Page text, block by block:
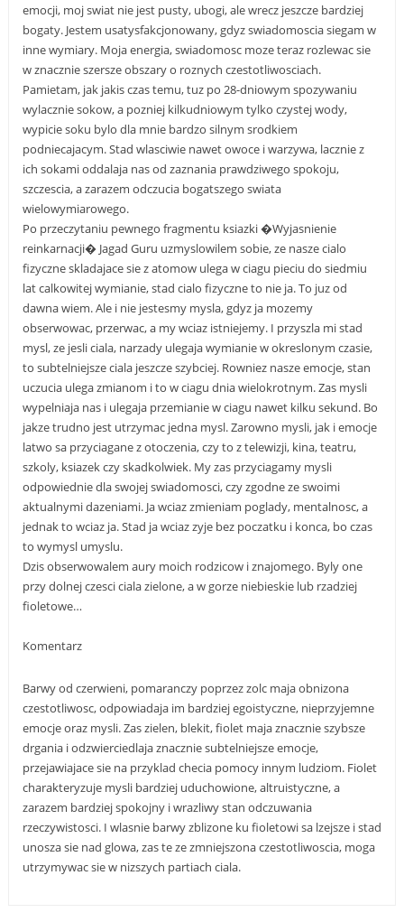
emocji, moj swiat nie jest pusty, ubogi, ale wrecz jeszcze bardziej
bogaty. Jestem usatysfakcjonowany, gdyz swiadomoscia siegam w
inne wymiary. Moja energia, swiadomosc moze teraz rozlewac sie
w znacznie szersze obszary o roznych czestotliwosciach.
Pamietam, jak jakis czas temu, tuz po 28-dniowym spozywaniu
wylacznie sokow, a pozniej kilkudniowym tylko czystej wody,
wypicie soku bylo dla mnie bardzo silnym srodkiem
podniecajacym. Stad wlasciwie nawet owoce i warzywa, lacznie z
ich sokami oddalaja nas od zaznania prawdziwego spokoju,
szczescia, a zarazem odczucia bogatszego swiata
wielowymiarowego.
Po przeczytaniu pewnego fragmentu ksiazki �Wyjasnienie
reinkarnacji� Jagad Guru uzmyslowilem sobie, ze nasze cialo
fizyczne skladajace sie z atomow ulega w ciagu pieciu do siedmiu
lat calkowitej wymianie, stad cialo fizyczne to nie ja. To juz od
dawna wiem. Ale i nie jestesmy mysla, gdyz ja mozemy
obserwowac, przerwac, a my wciaz istniejemy. I przyszla mi stad
mysl, ze jesli ciala, narzady ulegaja wymianie w okreslonym czasie,
to subtelniejsze ciala jeszcze szybciej. Rowniez nasze emocje, stan
uczucia ulega zmianom i to w ciagu dnia wielokrotnym. Zas mysli
wypelniaja nas i ulegaja przemianie w ciagu nawet kilku sekund. Bo
jakze trudno jest utrzymac jedna mysl. Zarowno mysli, jak i emocje
latwo sa przyciagane z otoczenia, czy to z telewizji, kina, teatru,
szkoly, ksiazek czy skadkolwiek. My zas przyciagamy mysli
odpowiednie dla swojej swiadomosci, czy zgodne ze swoimi
aktualnymi dazeniami. Ja wciaz zmieniam poglady, mentalnosc, a
jednak to wciaz ja. Stad ja wciaz zyje bez poczatku i konca, bo czas
to wymysl umyslu.
Dzis obserwowalem aury moich rodzicow i znajomego. Byly one
przy dolnej czesci ciala zielone, a w gorze niebieskie lub rzadziej
fioletowe…
Komentarz
Barwy od czerwieni, pomaranczy poprzez zolc maja obnizona
czestotliwosc, odpowiadaja im bardziej egoistyczne, nieprzyjemne
emocje oraz mysli. Zas zielen, blekit, fiolet maja znacznie szybsze
drgania i odzwierciedlaja znacznie subtelniejsze emocje,
przejawiajace sie na przyklad checia pomocy innym ludziom. Fiolet
charakteryzuje mysli bardziej uduchowione, altruistyczne, a
zarazem bardziej spokojny i wrazliwy stan odczuwania
rzeczywistosci. I wlasnie barwy zblizone ku fioletowi sa lzejsze i stad
unosza sie nad glowa, zas te ze zmniejszona czestotliwoscia, moga
utrzymywac sie w nizszych partiach ciala.